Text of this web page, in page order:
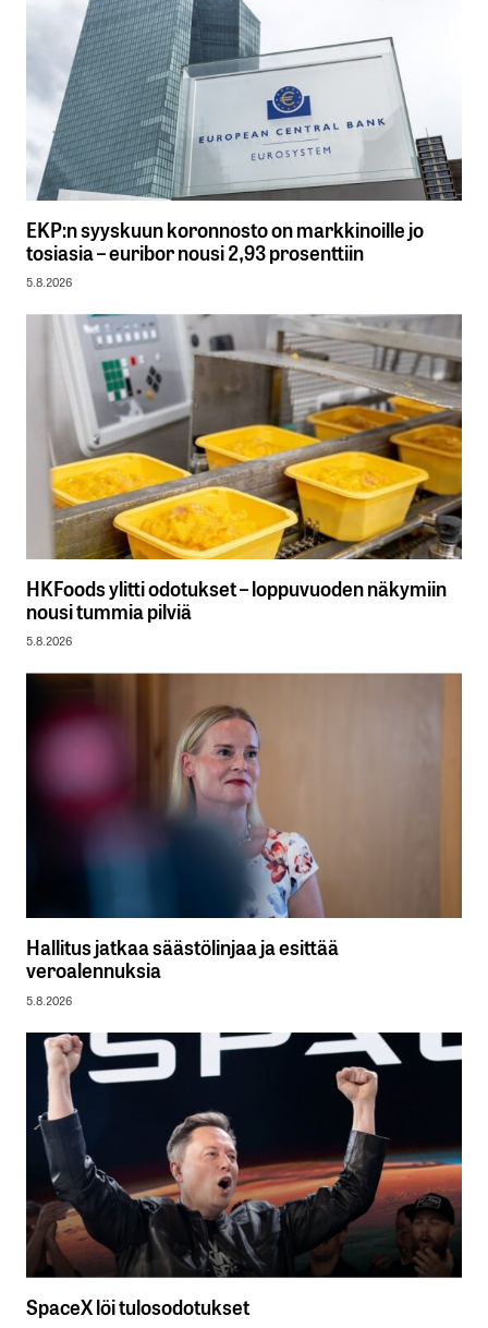
EKP:n syyskuun koronnosto on markkinoille jo
tosiasia – euribor nousi 2,93 prosenttiin
5.8.2026
HKFoods ylitti odotukset – loppuvuoden näkymiin
nousi tummia pilviä
5.8.2026
Hallitus jatkaa säästölinjaa ja esittää
veroalennuksia
5.8.2026
SpaceX löi tulosodotukset